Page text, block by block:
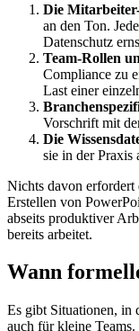
Die
an den Ton.
Datenschutz
Team-Rollen
Compliance zu
Last einer
Vorschrift mit
Die
sie in der Praxis
Nichts davon erfordert
Erstellen von
abseits produktiver
bereits arbeitet.
Wann
Es gibt Situationen, in
auch für kleine